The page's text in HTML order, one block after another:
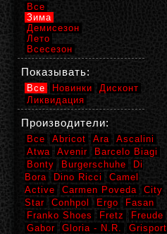
Все
Зима
Демисезон
Лето
Всесезон
Показывать:
Все Новинки
Дисконт
Ликвидация
Производители:
Все Abricot Ara
Ascalini
Atwa
Avenir
Barcelo Biagi
Bonty
Burgerschuhe
Di
Bora
Dino Ricci
Camel
Active
Carmen Poveda
City
Star
Conhpol Ergo
Fasan
Franko Shoes
Fretz
Freude
Gabor
Gloria - N.R.
Grisport